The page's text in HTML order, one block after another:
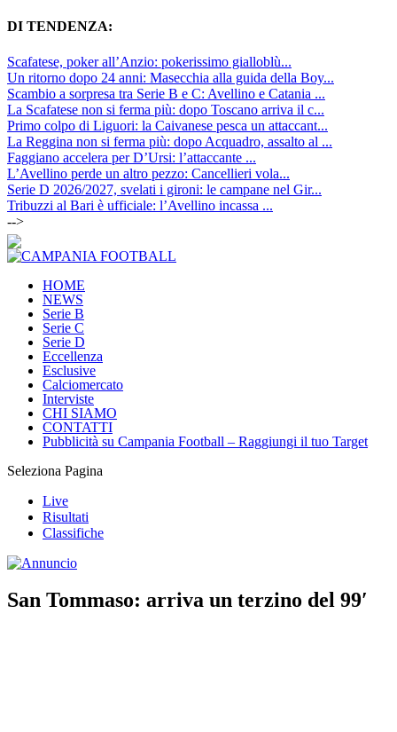
DI TENDENZA:
Scafatese, poker all’Anzio: pokerissimo gialloblù...
Un ritorno dopo 24 anni: Masecchia alla guida della Boy...
Scambio a sorpresa tra Serie B e C: Avellino e Catania ...
La Scafatese non si ferma più: dopo Toscano arriva il c...
Primo colpo di Liguori: la Caivanese pesca un attaccant...
La Reggina non si ferma più: dopo Acquadro, assalto al ...
Faggiano accelera per D’Ursi: l’attaccante ...
L’Avellino perde un altro pezzo: Cancellieri vola...
Serie D 2026/2027, svelati i gironi: le campane nel Gir...
Tribuzzi al Bari è ufficiale: l’Avellino incassa ...
-->
HOME
NEWS
Serie B
Serie C
Serie D
Eccellenza
Esclusive
Calciomercato
Interviste
CHI SIAMO
CONTATTI
Pubblicità su Campania Football – Raggiungi il tuo Target
Seleziona Pagina
Live
Risultati
Classifiche
San Tommaso: arriva un terzino del 99′